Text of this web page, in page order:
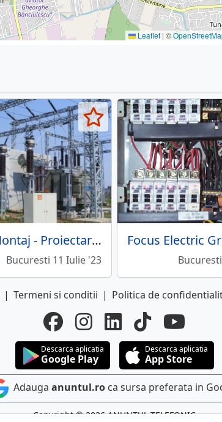
Leaflet | ©
Maira Montaj - Proiectare retele electrice si statii electrice
Bucuresti 11 Iulie '23
| Termeni si conditii | Politica de
Descarca aplicatia
Google Play
Descarca aplicatia
App Store
Adauga anuntul.ro ca sursa preferata in
Copyright © 2026 ANUNTUL TELEFONIC